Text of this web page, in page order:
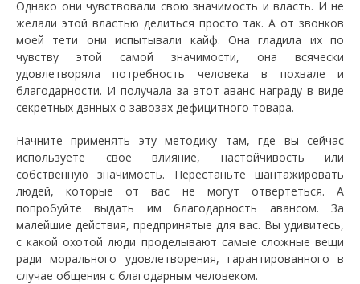
Однако они чувствовали свою значимость и власть. И не
желали этой властью делиться просто так. А от звонков
моей тети они испытывали кайф. Она гладила их по
чувству этой самой значимости, она всячески
удовлетворяла потребность человека в похвале и
благодарности. И получала за этот аванс награду в виде
секретных данных о завозах дефицитного товара.
Начните применять эту методику там, где вы сейчас
используете свое влияние, настойчивость или
собственную значимость. Перестаньте шантажировать
людей, которые от вас не могут отвертеться. А
попробуйте выдать им благодарность авансом. За
малейшие действия, предпринятые для вас. Вы удивитесь,
с какой охотой люди проделывают самые сложные вещи
ради морального удовлетворения, гарантированного в
случае общения с благодарным человеком.